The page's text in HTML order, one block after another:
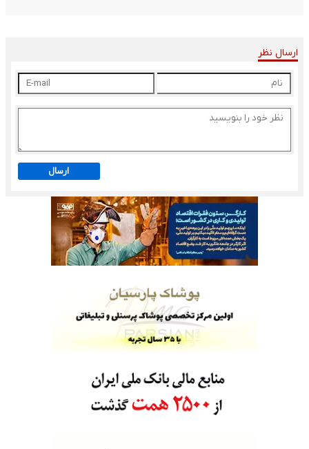
ارسال نظر
ارسال